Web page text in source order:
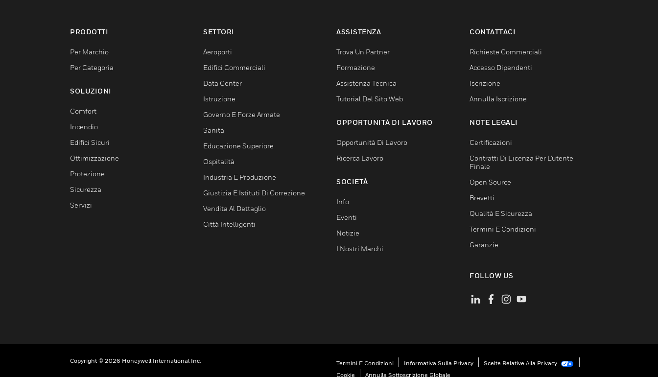
PRODOTTI
Per Marchio
Per Categoria
SOLUZIONI
Comfort
Incendio
Edifici Sicuri
Ottimizzazione
Protezione
Sicurezza
Servizi
SETTORI
Aeroporti
Edifici Commerciali
Data Center
Istruzione
Governo E Forze Armate
Sanità
Educazione Superiore
Ospitalità
Industria E Produzione
Giustizia E Istituti Di Correzione
Vendita Al Dettaglio
Città Intelligenti
ASSISTENZA
Trova Un Partner
Formazione
Assistenza Tecnica
Tutorial Del Sito Web
OPPORTUNITÀ DI LAVORO
Opportunità Di Lavoro
Ricerca Lavoro
SOCIETÀ
Info
Eventi
Notizie
I Nostri Marchi
CONTATTACI
Richieste Commerciali
Accesso Dipendenti
Iscrizione
Annulla Iscrizione
NOTE LEGALI
Certificazioni
Contratti Di Licenza Per L'utente
Finale
Open Source
Brevetti
Qualità E Sicurezza
Termini E Condizioni
Garanzie
FOLLOW US
Copyright © 2026 Honeywell International Inc. Termini E Condizioni Informativa Sulla Privacy
Scelte Relative Alla Privacy
Cookie
Annulla Sottoscrizione Globale